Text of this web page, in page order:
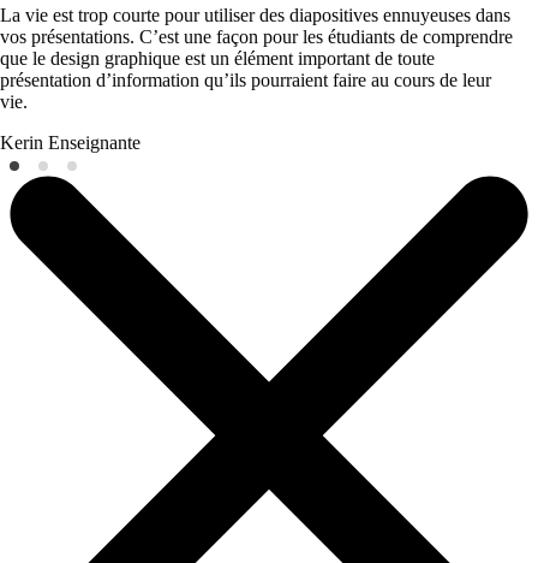
La vie est trop courte pour utiliser des diapositives ennuyeuses dans
vos présentations. C’est une façon pour les étudiants de comprendre
que le design graphique est un élément important de toute
présentation d’information qu’ils pourraient faire au cours de leur
vie.
Kerin Enseignante